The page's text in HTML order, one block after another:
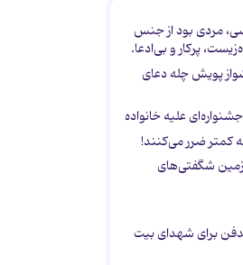
مردی بود از جنس
پرکار و بی‌ادعا.
پویش چله دعای
که کمتر ضرر می‌کنند!
شگفتی‌های
برای شهدای بیت